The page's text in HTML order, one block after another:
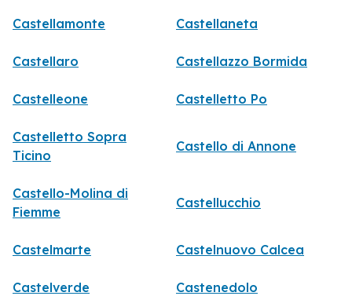
Castellamonte Castellaneta
Castellaro Castellazzo Bormida
Castelleone Castelletto Po
Castelletto Sopra
Ticino
Castello di Annone
Castello-Molina di
Fiemme
Castellucchio
Castelmarte Castelnuovo Calcea
Castelverde Castenedolo